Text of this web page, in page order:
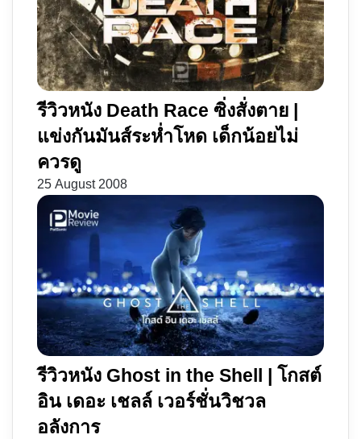
รีวิวหนัง Death Race ซิ่งสั่งตาย |
แข่งกันมันส์ระห่ำโหด เด็กน้อยไม่
ควรดู
25 August 2008
รีวิวหนัง Ghost in the Shell | โกสต์
อิน เดอะ เชลล์ เวอร์ชั่นวิชวล
อลังการ